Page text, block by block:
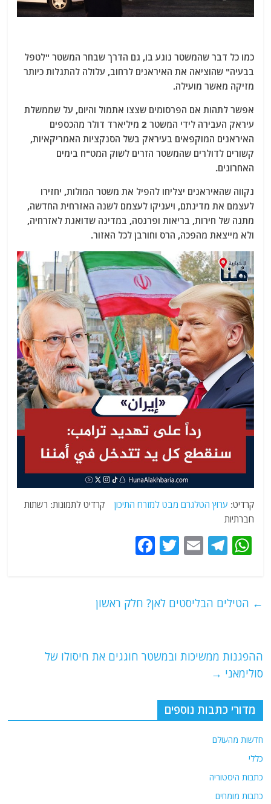
כמו כל דבר שהמשטר נוגע בו, גם הדרך שבחר המשטר "לטפל
בבעיה" שהוציאה את האיראנים לרחוב, עלולה להתגלות כיותר
מזיקה מאשר מועילה.
אפשר לתהות אם הפרסומים שצצו אתמול והיום, על שממשלת
עיראק העבירה לידי המשטר 2 מיליארד דולר מהכספים
האיראנים המוקפאים בעיראק בשל הסנקציות האמריקאיות,
קשורים לדולרים שהמשטר הזרים לשוק המט"ח בימים
האחרונים.
נקווה שהאיראנים יצליחו להפיל את משטר המולות, יחזירו
לעצמם את מדינתם, ויעניקו לעצמם לשנה האזרחית החדשה,
מתנה של חירות, בריאות ופרנסה, במדינה שדואגת לאזרחיה,
ולא מייצאת מהפכה, הרס וחורבן לכל האזור.
קרדיט: ערוץ הטלגרם מבט למזרח התיכון
קרדיט לתמונות: רשתות
חברתיות
W
s
p
T
g
E
l
T
er
e
o
← הטילים הבליסטים לאן? חלק ראשון
ההפגנות ממשיכות ובמשטר חוגגים את חיסולו של
סולימאני →
מדורי כתבות נוספים
חדשות מהעולם
כללי
כתבות היסטוריה
כתבות מומחים